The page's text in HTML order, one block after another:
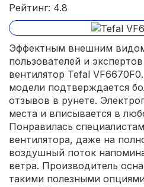
Рейтинг: 4.8
Эффектным внешним
пользователей и
вентилятор Tefal
модели подтверждается
отзывов в рунете.
места и вписывается в
Понравилась
вентилятора, даже на
воздушный поток
ветра. Производитель
такими полезными